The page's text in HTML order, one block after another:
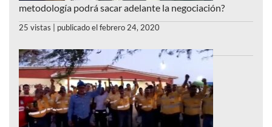
metodología podrá sacar adelante la negociación?
25 vistas publicado el febrero 24, 2020